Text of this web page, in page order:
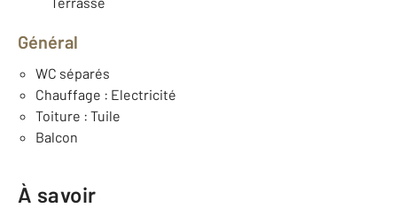
Général
WC séparés
Chauffage : Electricité
Toiture : Tuile
Balcon
À savoir